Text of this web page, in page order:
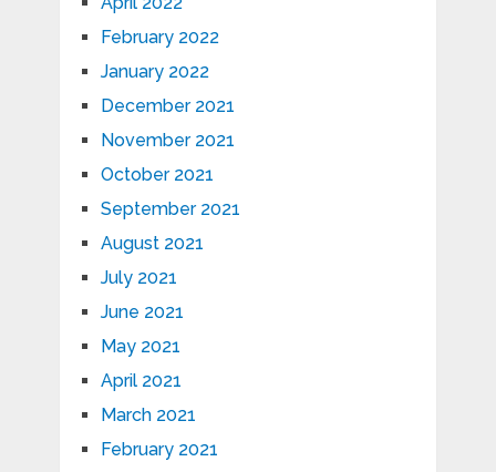
February 2022
January 2022
December 2021
November 2021
October 2021
September 2021
August 2021
July 2021
June 2021
May 2021
April 2021
March 2021
February 2021